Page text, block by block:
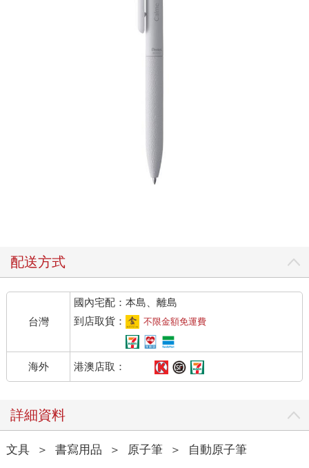
配送方式
台灣
國內宅配：本島、離島
到店取貨：
不限金額免運費
海外 港澳店取：
詳細資料
文具 ＞ 書寫用品 ＞ 原子筆 ＞ 自動原子筆